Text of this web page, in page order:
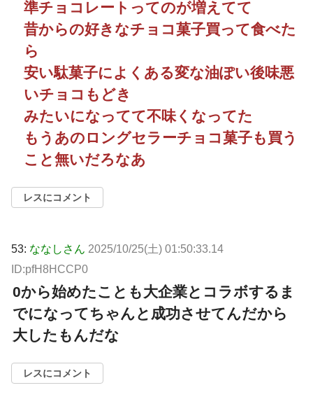
準チョコレートってのが増えてて
昔からの好きなチョコ菓子買って食べた
ら
安い駄菓子によくある変な油ぽい後味悪
いチョコもどき
みたいになってて不味くなってた
もうあのロングセラーチョコ菓子も買う
こと無いだろなあ
レスにコメント
53: ななしさん 2025/10/25(土) 01:50:33.14
ID:pfH8HCCP0
0から始めたことも大企業とコラボするま
でになってちゃんと成功させてんだから
大したもんだな
レスにコメント